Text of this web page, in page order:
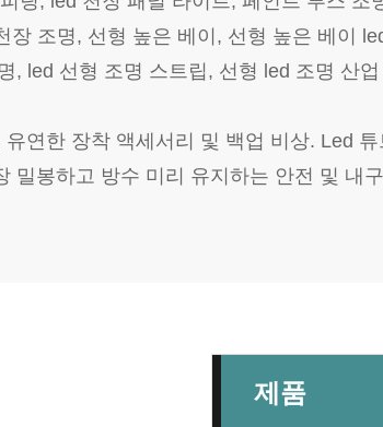
조명, 선형 높은 베이, 선형 높은 베이
, led 선형 조명 스트립, 선형 led 조명 산
연한 장착 액세서리 및 백업 비상. Led
봉하고 방수 미리 유지하는 안전 및 내
제품